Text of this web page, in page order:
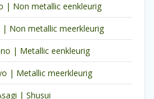
| Non metallic eenkleurig
Non metallic meerkleurig
| Metallic eenkleurig
| Metallic meerkleurig
| Shusui